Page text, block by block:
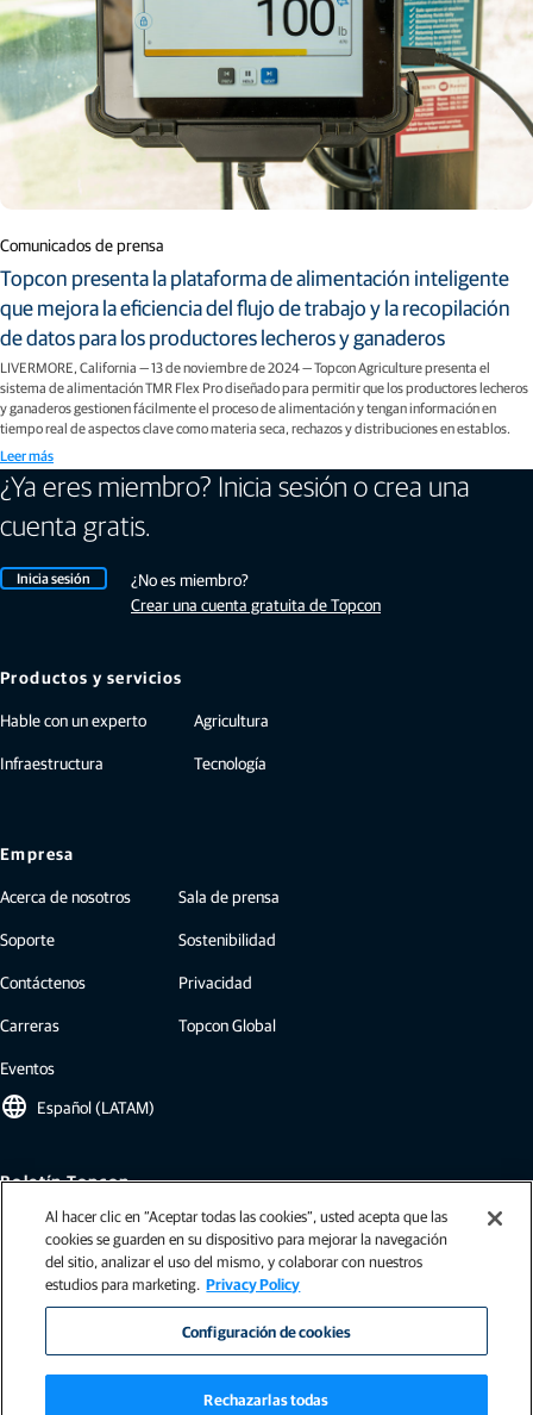
Comunicados de prensa
Topcon presenta la plataforma de alimentación inteligente
que mejora la eficiencia del flujo de trabajo y la recopilación
de datos para los productores lecheros y ganaderos
LIVERMORE, California — 13 de noviembre de 2024 — Topcon Agriculture presenta el
sistema de alimentación TMR Flex Pro diseñado para permitir que los productores lecheros
y ganaderos gestionen fácilmente el proceso de alimentación y tengan información en
tiempo real de aspectos clave como materia seca, rechazos y distribuciones en establos.
Leer más
¿Ya eres miembro? Inicia sesión o crea una
cuenta gratis.
Inicia sesión
¿No es miembro?
Crear una cuenta gratuita de Topcon
Productos y servicios
Hable con un experto
Infraestructura
Agricultura
Tecnología
Empresa
Acerca de nosotros
Soporte
Contáctenos
Carreras
Eventos
Sala de prensa
Sostenibilidad
Privacidad
Topcon Global
language Español (LATAM)
Boletín Topcon
Nuestros boletines incluyen lo último de Topcon: estudios de casos,
información de la industria, comunicados de prensa y mucho más.
Suscribirse
Al hacer clic en “Aceptar todas las cookies”, usted acepta que las
cookies se guarden en su dispositivo para mejorar la navegación
del sitio, analizar el uso del mismo, y colaborar con nuestros
estudios para marketing. Privacy Policy
Configuración de cookies
Rechazarlas todas